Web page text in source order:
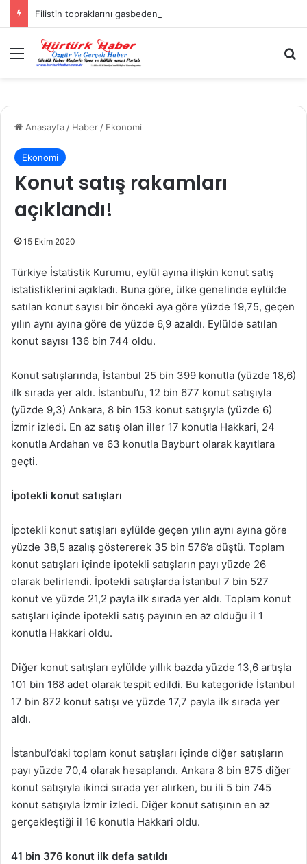
Menü
Anasayfa / Haber / Ekonomi
Ekonomi
Konut satış rakamları
açıklandı!
15 Ekim 2020
Türkiye İstatistik Kurumu, eylül ayına ilişkin konut satış
istatistiklerini açıkladı. Buna göre, ülke genelinde eylülde
satılan konut sayısı bir önceki aya göre yüzde 19,75, geçen
yılın aynı ayına göre de yüzde 6,9 azaldı. Eylülde satılan
konut sayısı 136 bin 744 oldu.
Konut satışlarında, İstanbul 25 bin 399 konutla (yüzde 18,6)
ilk sırada yer aldı. İstanbul’u, 12 bin 677 konut satışıyla
(yüzde 9,3) Ankara, 8 bin 153 konut satışıyla (yüzde 6)
İzmir izledi. En az satış olan iller 17 konutla Hakkari, 24
konutla Ardahan ve 63 konutla Bayburt olarak kayıtlara
geçti.
İpotekli konut satışları
İpotekli konut satışları eylülde geçen yılın aynı ayına göre
yüzde 38,5 azalış göstererek 35 bin 576’a düştü. Toplam
konut satışları içinde ipotekli satışların payı yüzde 26
olarak belirlendi. İpotekli satışlarda İstanbul 7 bin 527
konut ve yüzde 21,2 payla ilk sırada yer aldı. Toplam konut
satışları içinde ipotekli satış payının en az olduğu il 1
konutla Hakkari oldu.
Diğer konut satışları eylülde yıllık bazda yüzde 13,6 artışla
101 bin 168 adet olarak tespit edildi. Bu kategoride İstanbul
17 bin 872 konut satışı ve yüzde 17,7 payla ilk sırada yer
aldı.
İstanbul’daki toplam konut satışları içinde diğer satışların
payı yüzde 70,4 olarak hesaplandı. Ankara 8 bin 875 diğer
konut satışıyla ikinci sırada yer alırken, bu ili 5 bin 745
konut satışıyla İzmir izledi. Diğer konut satışının en az
gerçekleştiği il 16 konutla Hakkari oldu.
41 bin 376 konut ilk defa satıldı